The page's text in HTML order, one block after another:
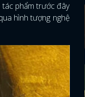
tác phẩm trước đây
hình tượng nghệ